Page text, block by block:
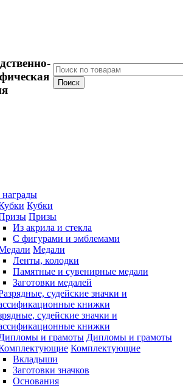
Кубки
Призы
Из акрила и стекла
С фигурами и эмблемами
Медали
Ленты, колодки
Памятные и сувенирные медали
Заготовки медалей
судейские значки и
книжки
Дипломы и грамоты
Комплектующие
Вкладыши
Заготовки значков
Основания